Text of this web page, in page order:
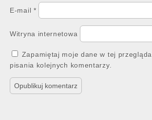
E-mail *
Witryna internetowa
Zapamiętaj moje dane w tej
pisania kolejnych komentarzy.